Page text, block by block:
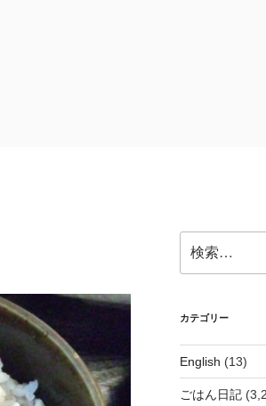
索:
カテゴリー
English (13)
ごはん日記